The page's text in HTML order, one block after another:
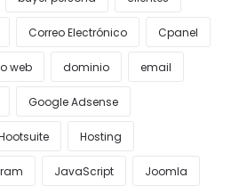
Correo Electrónico Cpanel
web dominio email
Google Adsense
Hosting
JavaScript Joomla